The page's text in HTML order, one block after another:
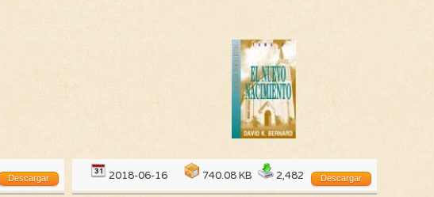
Descargar 2018-06-16 740.08 KB 2,482 Descargar